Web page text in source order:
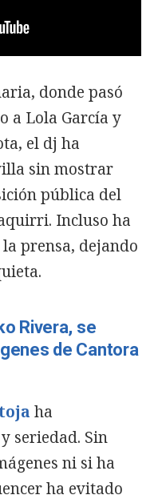
donde pasó
a Lola García y
el dj ha
sin mostrar
pública del
Incluso ha
prensa, dejando
Rivera, se
de Cantora
ha
seriedad. Sin
ni si ha
ha evitado